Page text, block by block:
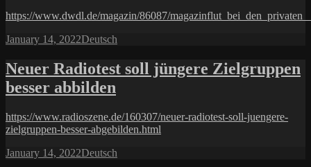
https://www.dwdl.de/magazin/86087/
Posted
January 14, 2022Categories
Deutsch
Neuer Radiotest soll jüngere Zielgruppen
besser abbilden
https://www.radioszene.de/160307/neuer-radiotest-soll-juengere-
zielgruppen-besser-abgebilden.html
Posted
January 14, 2022Categories
Deutsch